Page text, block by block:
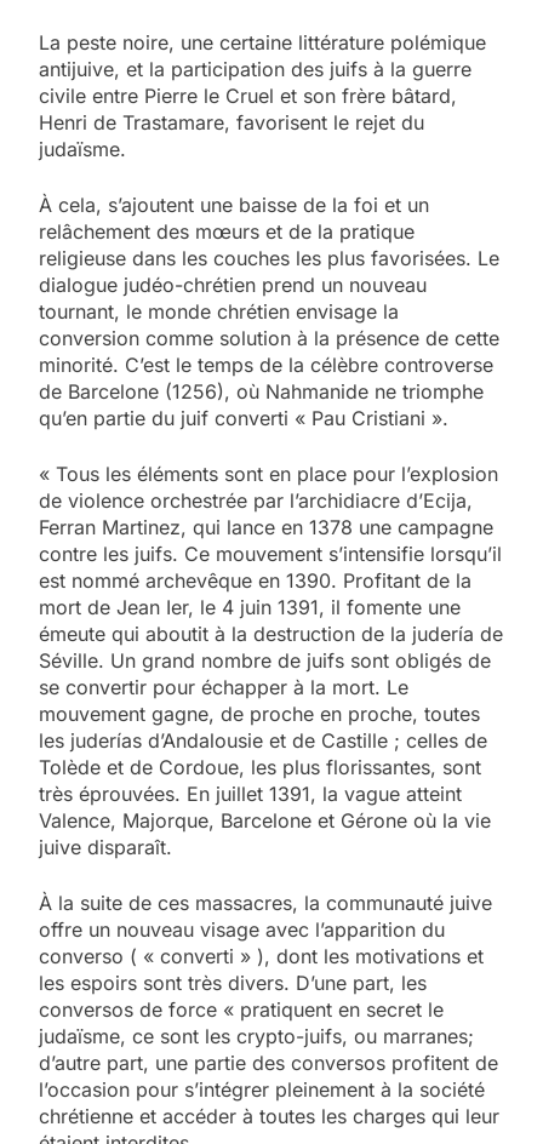
La peste noire, une certaine littérature polémique
antijuive, et la participation des juifs à la guerre
civile entre Pierre le Cruel et son frère bâtard,
Henri de Trastamare, favorisent le rejet du
judaïsme.
À cela, s’ajoutent une baisse de la foi et un
relâchement des mœurs et de la pratique
religieuse dans les couches les plus favorisées. Le
dialogue judéo-chrétien prend un nouveau
tournant, le monde chrétien envisage la
conversion comme solution à la présence de cette
minorité. C’est le temps de la célèbre controverse
de Barcelone (1256), où Nahmanide ne triomphe
qu’en partie du juif converti « Pau Cristiani ».
« Tous les éléments sont en place pour l’explosion
de violence orchestrée par l’archidiacre d’Ecija,
Ferran Martinez, qui lance en 1378 une campagne
contre les juifs. Ce mouvement s’intensifie lorsqu’il
est nommé archevêque en 1390. Profitant de la
mort de Jean Ier, le 4 juin 1391, il fomente une
émeute qui aboutit à la destruction de la judería de
Séville. Un grand nombre de juifs sont obligés de
se convertir pour échapper à la mort. Le
mouvement gagne, de proche en proche, toutes
les juderías d’Andalousie et de Castille ; celles de
Tolède et de Cordoue, les plus florissantes, sont
très éprouvées. En juillet 1391, la vague atteint
Valence, Majorque, Barcelone et Gérone où la vie
juive disparaît.
À la suite de ces massacres, la communauté juive
offre un nouveau visage avec l’apparition du
converso ( « converti » ), dont les motivations et
les espoirs sont très divers. D’une part, les
conversos de force « pratiquent en secret le
judaïsme, ce sont les crypto-juifs, ou marranes;
d’autre part, une partie des conversos profitent de
l’occasion pour s’intégrer pleinement à la société
chrétienne et accéder à toutes les charges qui leur